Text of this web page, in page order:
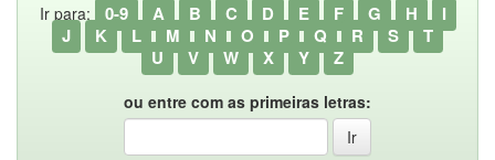
Ir para: 0-9 A B C D E F G H
I
J
K L M N O P Q R S
T
U
V W X Y Z
ou entre com as primeiras letras: